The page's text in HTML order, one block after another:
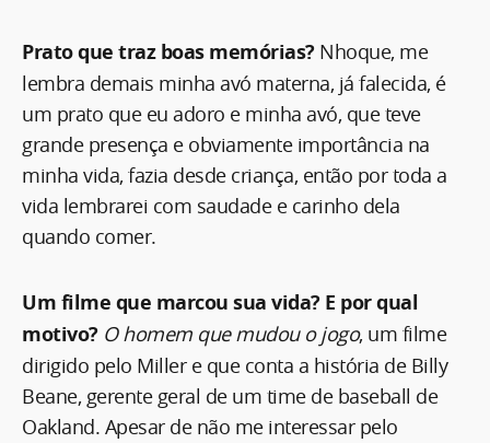
Prato que traz boas memórias? Nhoque, me
lembra demais minha avó materna, já falecida, é
um prato que eu adoro e minha avó, que teve
grande presença e obviamente importância na
minha vida, fazia desde criança, então por toda a
vida lembrarei com saudade e carinho dela
quando comer.
Um filme que marcou sua vida? E por qual
motivo? O homem que mudou o jogo, um filme
dirigido pelo Miller e que conta a história de Billy
Beane, gerente geral de um time de baseball de
Oakland. Apesar de não me interessar pelo